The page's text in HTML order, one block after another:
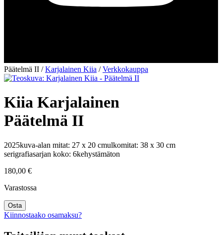
Päätelmä II /Karjalainen Kiia /Verkkokauppa
Kiia Karjalainen
Päätelmä II
2025kuva-alan mitat: 27 x 20 cmulkomitat: 38 x 30 cm
serigrafiasarjan koko: 6kehystämäton
180,00 €
Varastossa
Päätelmä
II
Osta
Kiinnostaako osamaksu?